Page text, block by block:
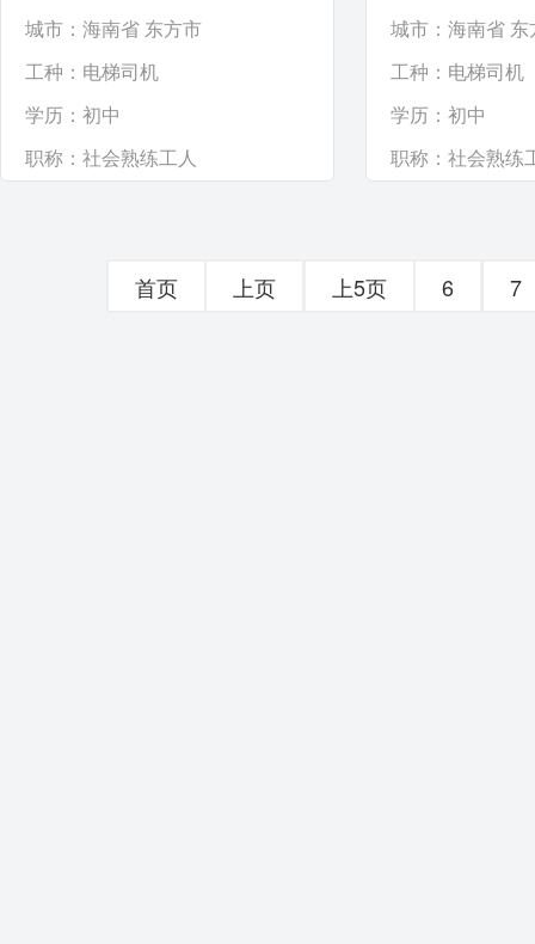
城市：海南省 东方市
工种： 电梯司机
学历： 初中
职称： 社会熟练工人
城市：海南省 东
工种： 电梯司机
学历： 初中
职称： 社会熟练